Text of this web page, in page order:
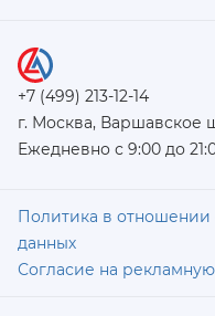
+7 (499) 213-12-14
г. Москва, Варшавское
Ежедневно с 9:00 до
Политика в отношении
данных
Согласие на